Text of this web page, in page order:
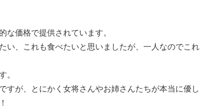
な価格で提供されています。
い、これも食べたいと思いましたが、一人なのでこれ
。
すが、とにかく女将さんやお姉さんたちが本当に優し